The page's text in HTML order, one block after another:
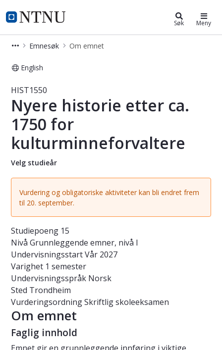
NTNU Hjemmeside
Studier Søk Meny
Emnesøk Om emnet
English
Emne - Nyere historie etter ca.
HIST1550
Nyere historie etter ca.
1750 for
kulturminneforvaltere
Velg studieår
Vurdering og obligatoriske aktiviteter kan bli endret frem
til 20. september.
Studiepoeng 15
Nivå Grunnleggende emner, nivå I
UndervisningsstartVår 2027
Varighet 1 semester
Undervisningsspråk Norsk
Sted Trondheim
VurderingsordningSkriftlig skoleeksamen
Om emnet
Faglig innhold